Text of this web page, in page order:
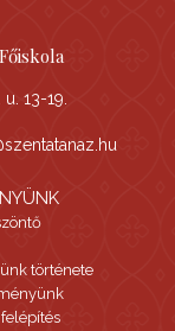
13-19.
története